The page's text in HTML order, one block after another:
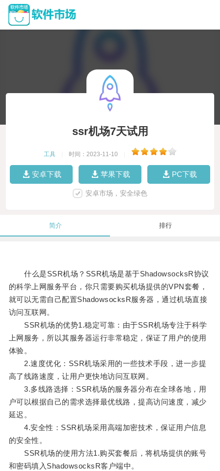
ssr机场7天试用
工具 时间：2023-11-10
安卓下载 苹果下载 PC下载
安卓市场，安全绿色
简介 排行
什么是SSR机场？SSR机场是基于ShadowsocksR协议
的科学上网服务平台，你只需要购买机场提供的VPN套餐，
就可以无需自己配置ShadowsocksR服务器，通过机场直接
访问互联网。
SSR机场的优势1.稳定可靠：由于SSR机场专注于科学
上网服务，所以其服务器运行非常稳定，保证了用户的使用
体验。
2.速度优化：SSR机场采用的一些技术手段，进一步提
高了线路速度，让用户更快地访问互联网。
3.多线路选择：SSR机场的服务器分布在全球各地，用
户可以根据自己的需求选择最优线路，提高访问速度，减少
延迟。
4.安全性：SSR机场采用高端加密技术，保证用户信息
的安全性。
SSR机场的使用方法1.购买套餐后，将机场提供的账号
和密码填入ShadowsocksR客户端中。